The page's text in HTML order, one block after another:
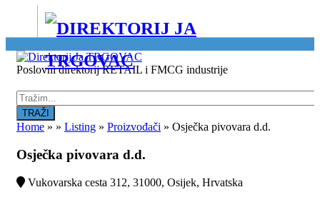
Poslovni direktorij RETAIL i FMCG industrije
Home » » Listing » Proizvođači » Osječka pivovara d.d.
Osječka pivovara d.d.
Vukovarska cesta 312, 31000, Osijek, Hrvatska